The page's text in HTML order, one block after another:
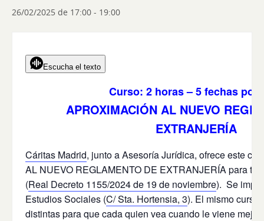
26/02/2025 de 17:00 - 19:00
Escucha el texto
Curso: 2 horas – 5 fechas
APROXIMACIÓN AL NUEVO
EXTRANJERÍA
Cáritas Madrid, junto a Asesoría Jurídica, ofrece este
AL NUEVO REGLAMENTO DE EXTRANJERÍA para
(Real Decreto 1155/2024 de 19 de noviembre). Se
Estudios Sociales (C/ Sta. Hortensia, 3). El mismo
distintas para que cada quien vea cuando le viene mejor